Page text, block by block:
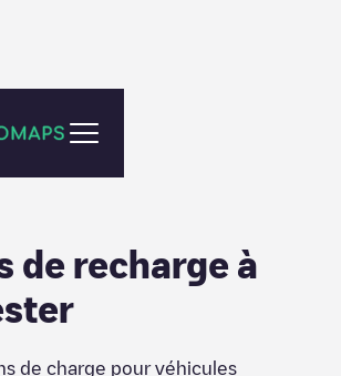
de recharge à
de charge pour véhicules